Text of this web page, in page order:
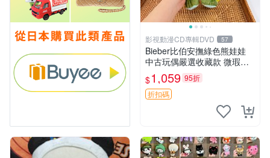
影視動漫CD專輯DVD 57
Bieber比伯安撫綠色熊娃娃
中古玩偶嚴選收藏款 微瑕輕
度使用 Bieber綠熊娃娃 中古
玩偶 微瑕
$1,059 95折
折扣碼